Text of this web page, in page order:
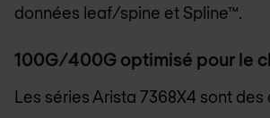
données leaf/spine et Spline™.
100G/400G optimisé pour le
Les séries Arista 7368X4 sont